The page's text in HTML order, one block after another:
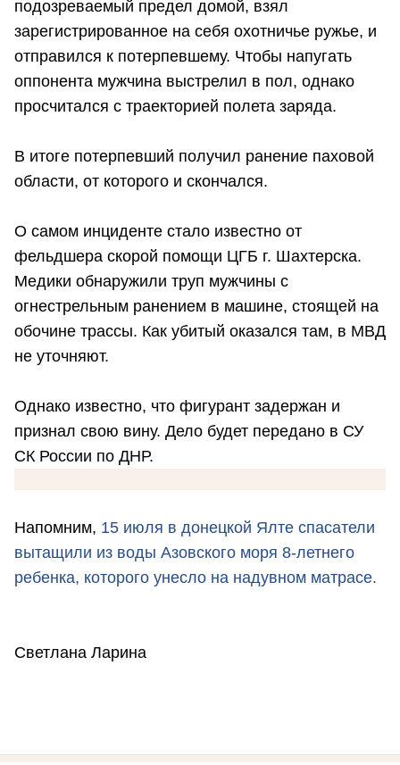
подозреваемый предел домой, взял
зарегистрированное на себя охотничье ружье, и
отправился к потерпевшему. Чтобы напугать
оппонента мужчина выстрелил в пол, однако
просчитался с траекторией полета заряда.
В итоге потерпевший получил ранение паховой
области, от которого и скончался.
О самом инциденте стало известно от
фельдшера скорой помощи ЦГБ г. Шахтерска.
Медики обнаружили труп мужчины с
огнестрельным ранением в машине, стоящей на
обочине трассы. Как убитый оказался там, в МВД
не уточняют.
Однако известно, что фигурант задержан и
признал свою вину. Дело будет передано в СУ
СК России по ДНР.
Напомним, 15 июля в донецкой Ялте спасатели
вытащили из воды Азовского моря 8-летнего
ребенка, которого унесло на надувном матрасе.
Светлана Ларина